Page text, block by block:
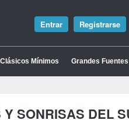
Entrar Registrarse
Clásicos Mínimos Grandes Fuentes
Y SONRISAS DEL